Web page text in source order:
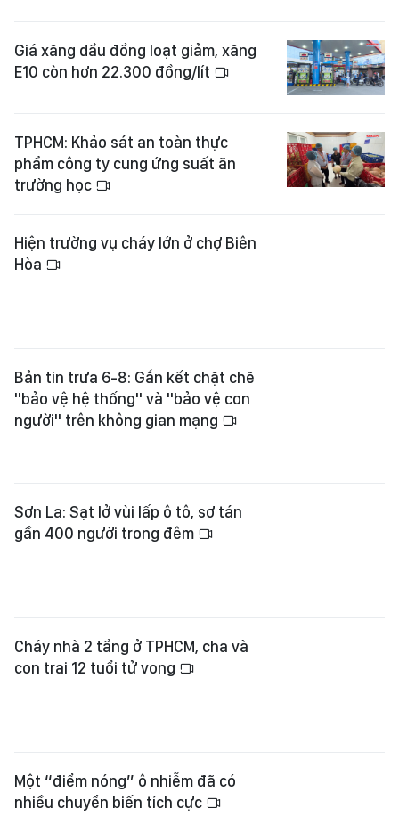
Giá xăng dầu đồng loạt giảm, xăng
E10 còn hơn 22.300 đồng/lít
TPHCM: Khảo sát an toàn thực
phẩm công ty cung ứng suất ăn
trường học
Hiện trường vụ cháy lớn ở chợ Biên
Hòa
người" trên không gian mạng
Một “điểm nóng” ô nhiễm đã có
Thủ tướng nêu 5 nhiệm vụ trọng